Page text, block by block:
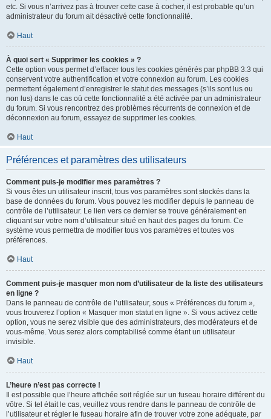
etc. Si vous n’arrivez pas à trouver cette case à cocher, il est probable qu’un
administrateur du forum ait désactivé cette fonctionnalité.
Haut
À quoi sert « Supprimer les cookies » ?
Cette option vous permet d’effacer tous les cookies générés par phpBB 3.3 qui
conservent votre authentification et votre connexion au forum. Les cookies
permettent également d’enregistrer le statut des messages (s’ils sont lus ou
non lus) dans le cas où cette fonctionnalité a été activée par un administrateur
du forum. Si vous rencontrez des problèmes récurrents de connexion et de
déconnexion au forum, essayez de supprimer les cookies.
Haut
Préférences et paramètres des utilisateurs
Comment puis-je modifier mes paramètres ?
Si vous êtes un utilisateur inscrit, tous vos paramètres sont stockés dans la
base de données du forum. Vous pouvez les modifier depuis le panneau de
contrôle de l’utilisateur. Le lien vers ce dernier se trouve généralement en
cliquant sur votre nom d’utilisateur situé en haut des pages du forum. Ce
système vous permettra de modifier tous vos paramètres et toutes vos
préférences.
Haut
Comment puis-je masquer mon nom d’utilisateur de la liste des utilisateurs
en ligne ?
Dans le panneau de contrôle de l’utilisateur, sous « Préférences du forum »,
vous trouverez l’option « Masquer mon statut en ligne ». Si vous activez cette
option, vous ne serez visible que des administrateurs, des modérateurs et de
vous-même. Vous serez alors comptabilisé comme étant un utilisateur
invisible.
Haut
L’heure n’est pas correcte !
Il est possible que l’heure affichée soit réglée sur un fuseau horaire différent du
vôtre. Si tel était le cas, veuillez vous rendre dans le panneau de contrôle de
l’utilisateur et régler le fuseau horaire afin de trouver votre zone adéquate, par